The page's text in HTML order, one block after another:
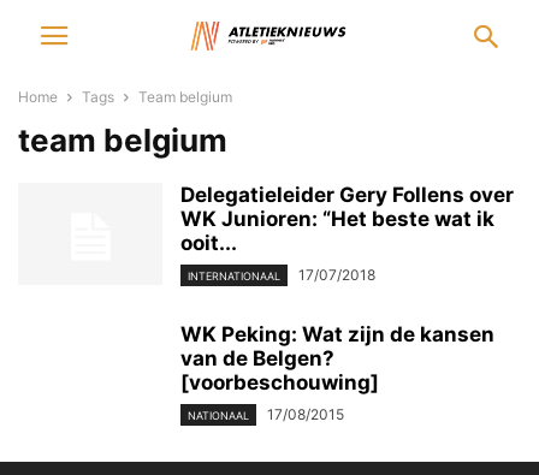
Home Tags Team belgium
team belgium
Delegatieleider Gery Follens over
WK Junioren: “Het beste wat ik
ooit...
INTERNATIONAAL 17/07/2018
WK Peking: Wat zijn de kansen
van de Belgen?
[voorbeschouwing]
NATIONAAL 17/08/2015